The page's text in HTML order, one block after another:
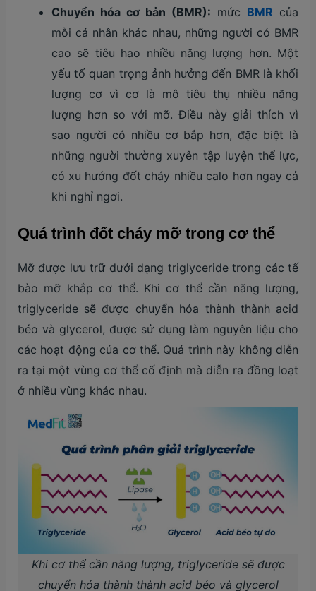
Chuyển hóa cơ bản (BMR): mức BMR của
mỗi cá nhân khác nhau, những người có BMR
cao sẽ tiêu hao nhiều năng lượng hơn. Một
yếu tố quan trọng ảnh hưởng đến BMR là khối
lượng cơ vì cơ là mô tiêu thụ nhiều năng
lượng hơn so với mỡ. Điều này giải thích vì
sao người có nhiều cơ bắp hơn, đặc biệt là
những người thường xuyên tập luyện thể lực,
có xu hướng đốt cháy nhiều calo hơn ngay cả
khi nghỉ ngơi.
Quá trình đốt cháy mỡ trong cơ thể
Mỡ được lưu trữ dưới dạng triglyceride trong các tế
bào mỡ khắp cơ thể. Khi cơ thể cần năng lượng,
triglyceride sẽ được chuyển hóa thành thành acid
béo và glycerol, được sử dụng làm nguyên liệu cho
các hoạt động của cơ thể. Quá trình này không diễn
ra tại một vùng cơ thể cố định mà diễn ra đồng loạt
ở nhiều vùng khác nhau.
Khi cơ thể cần năng lượng, triglyceride sẽ được
chuyển hóa thành thành acid béo và glycerol